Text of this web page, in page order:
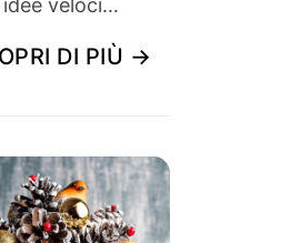
veloci…
DI PIÙ →